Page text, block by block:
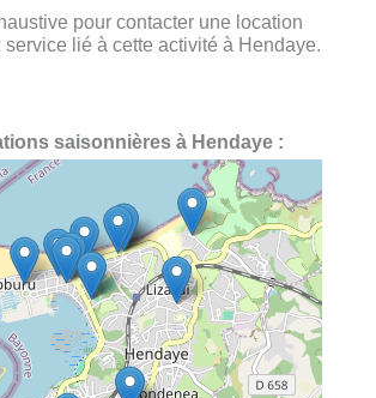
pour contacter une location
lié à cette activité à Hendaye.
saisonnières à Hendaye :